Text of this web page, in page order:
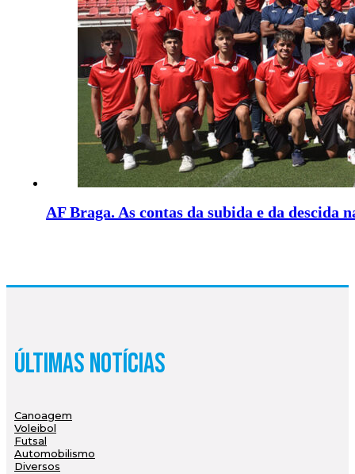
AF Braga. As contas da subida e da descida
Últimas Notícias
Canoagem
Voleibol
Futsal
Automobilismo
Diversos